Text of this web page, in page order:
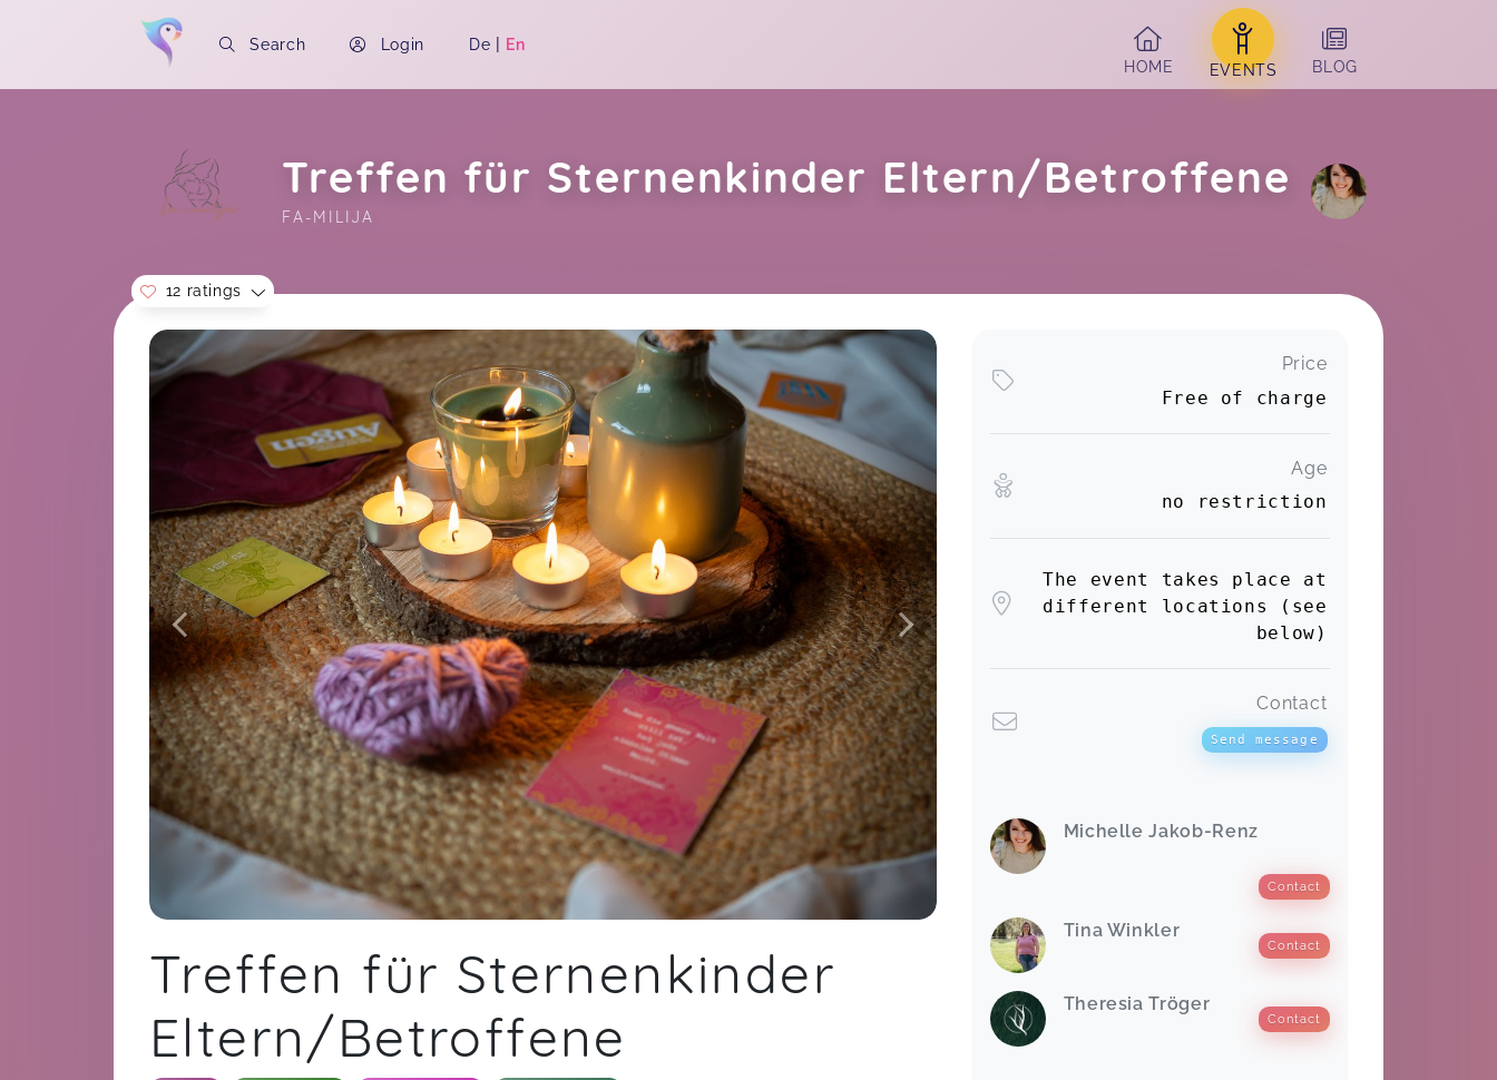
Search Login De | En
HOME
EVENTS BLOG
Treffen für Sternenkinder Eltern/Betroffene
FA-MILIJA
Soon you will learn more about me here...
12 ratings
Danke für den schönen Vormittag 💖
Lisa,Nov 16
Vielen Dank, es war sehr schön. Ich
habe mich sehr aufgehoben gefühlt.
Diane,Jan 27
Es war sehr schön, vielen lieben Dank
für eure Mühe! ❤️
Marine,Jan 26
Vielen Herzlichen Dank für eure Zeit
und die Möglichkeit kleine
Erinnerungen zu schaffen. Komme
gern wieder. Es war sehr Heilend für
mich
Andrina,Jan 26
Krystin,Jan 26
Vielen lieben Dank 😊
Silvana,Nov 21
Sehr wertvoll sich mit
Gleichgesinnten austauschen zu
können. Alles sehr liebevoll vom
Ablauf gewesen ♥️
Silvana, Nov 30
Richter,
Sabine,
Es war wundervoll und wir sind sehr
Treffen für Sternenkinder
Eltern/Betroffene
Price
Free of charge
Age
no restriction
The event takes place at
different locations (see
below)
Contact
Send message
Michelle Jakob-Renz
Contact
Tina Winkler
Contact
Theresia Tröger
Contact